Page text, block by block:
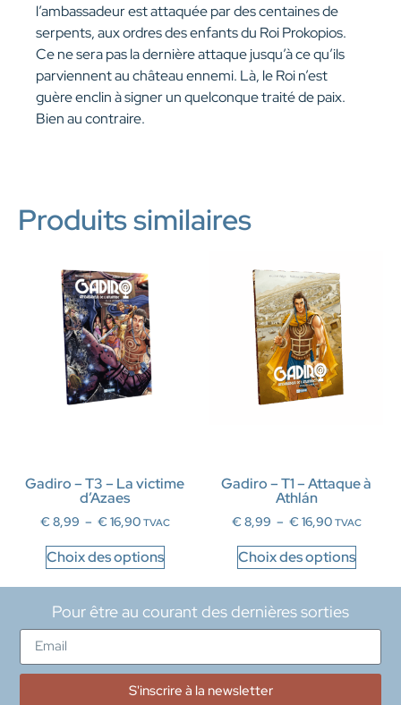
l’ambassadeur est attaquée par des centaines de
serpents, aux ordres des enfants du Roi Prokopios.
Ce ne sera pas la dernière attaque jusqu’à ce qu’ils
parviennent au château ennemi. Là, le Roi n’est
guère enclin à signer un quelconque traité de paix.
Bien au contraire.
Produits similaires
Gadiro – T3 – La victime
d’Azaes
€ 8,99 – € 16,90 TVAC
Choix des options
Gadiro – T1 – Attaque à
Athlán
€ 8,99 – € 16,90 TVAC
Choix des options
Pour être au courant des dernières sorties
S'inscrire à la newsletter